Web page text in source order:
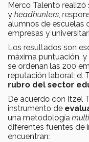
Merco Talento realizó
y headhunters,
alumnos de escuelas
empresas y
Los resultados son
máxima puntuación,
se ordenan las 200
reputación laboral; el
rubro del sector
De acuerdo con Itzel
instrumento de
una metodología
diferentes fuentes de
encuentran: